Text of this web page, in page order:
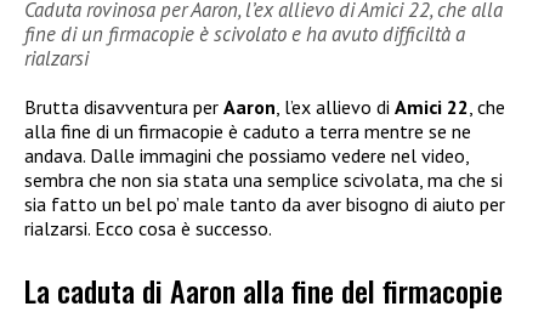
Caduta rovinosa per Aaron, l’ex allievo di Amici 22, che alla
fine di un firmacopie è scivolato e ha avuto difficiltà a
rialzarsi
Brutta disavventura per Aaron, l’ex allievo di Amici 22, che
alla fine di un firmacopie è caduto a terra mentre se ne
andava. Dalle immagini che possiamo vedere nel video,
sembra che non sia stata una semplice scivolata, ma che si
sia fatto un bel po’ male tanto da aver bisogno di aiuto per
rialzarsi. Ecco cosa è successo.
La caduta di Aaron alla fine del firmacopie